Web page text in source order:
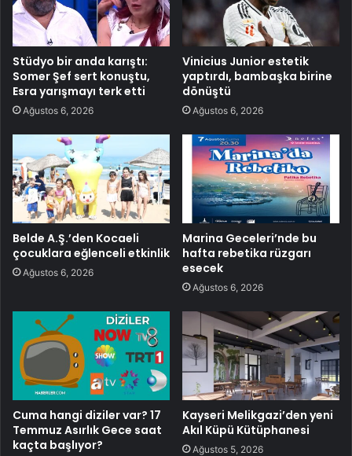
Stüdyo bir anda karıştı:
Somer Şef sert konuştu,
Esra yarışmayı terk etti
Ağustos 6, 2026
Vinicius Junior estetik
yaptırdı, bambaşka birine
dönüştü
Ağustos 6, 2026
Belde A.Ş.’den Kocaeli
çocuklara eğlenceli etkinlik
Ağustos 6, 2026
Marina Geceleri’nde bu
hafta rebetika rüzgarı
esecek
Ağustos 6, 2026
Cuma hangi diziler var? 17
Temmuz Asırlık Gece saat
kaçta başlıyor?
Kayseri Melikgazi’den yeni
Akıl Küpü Kütüphanesi
Ağustos 5, 2026